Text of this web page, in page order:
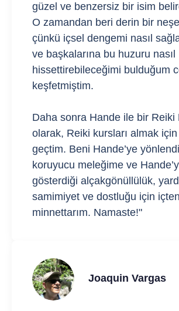
güzel ve benzersiz bir isim
O zamandan beri derin bir
çünkü içsel dengemi nasıl
ve başkalarına bu huzuru nasıl
hissettirebileceğimi bulduğum
keşfetmiştim.
Daha sonra Hande ile bir Reiki
olarak, Reiki kursları almak
geçtim. Beni Hande’ye
koruyucu meleğime ve
gösterdiği alçakgönüllülük,
samimiyet ve dostluğu için
minnettarım. Namaste!"
Joaquin Vargas